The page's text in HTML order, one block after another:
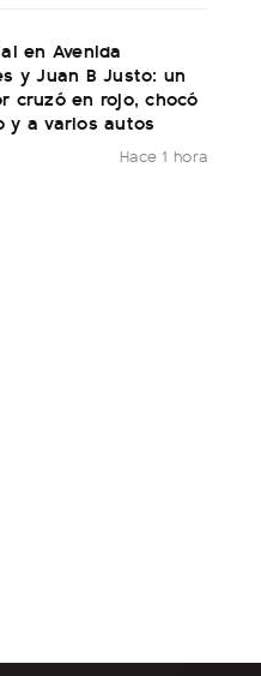
en Avenida
y Juan B Justo: un
cruzó en rojo, chocó
y a varios autos
Hace 1 hora